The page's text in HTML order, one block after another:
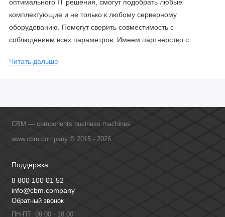
оптимального IT решения, смогут подобрать любые
комплектующие и не только к любому серверному
оборудованию. Помогут сверить совместимость с
соблюдением всех параметров. Имеем партнерство с
обучение сотрудников, что позволяет исключить ошибки даже
Читать дальше
CBM — components business machines
www.cbm.company © 2015 - 2026
Поддержка
8 800 100 01 52
info@cbm.company
Обратный звонок
ПН-ПТ: 09:00 - 18:00